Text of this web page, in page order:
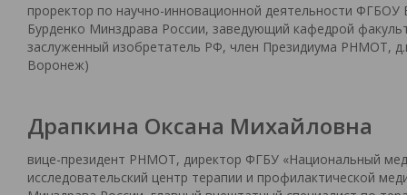
проректор по научно-инновационной деятельности
Бурденко Минздрава России, заведующий кафедрой
заслуженный изобретатель РФ, член Президиума РНМОТ,
Воронеж)
Драпкина Оксана Михайловна
вице-президент РНМОТ, директор ФГБУ «Национальный
исследовательский центр терапии и профилактической